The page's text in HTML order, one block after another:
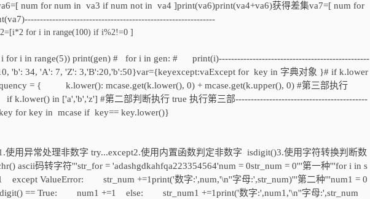
num for num in va3 if num not in va4 ]print(va6)print(va4+va6)获得差集va7=[ num for
for i in range(100) if i%2!=0 ]
i for i in range(5)) print(gen) # for i in gen: # print(i)-------------------------------------------------
'b': 34, 'A': 7, 'Z': 3,'B':20,'b':50}var={keyexcept:vaExcept for key in 字典对象 }# if k.lower
= { k.lower(): mcase.get(k.lower(), 0) + mcase.get(k.upper(), 0) #第三部执行
in ['a','b','z'] #第二部判断执行 true 执行第三部-------------------------------------------
for key in mcase if key== key.lower()}
使用异常处理非数字 try...except2.使用内置函数判定非数字 isdigit()3.使用字符转换判断数
ascii码转字符'''str_for = 'adashgdkahfqa223354564'num = 0str_num = 0'''第一种'''for i in s
ValueError: str_num +=1print('数字:',num,'\n''字母:',str_num)'''第二种'''num1 = 0
== True: num1 +=1 else: str_num1 +=1print('数字:',num1,'\n''字母:',str_num